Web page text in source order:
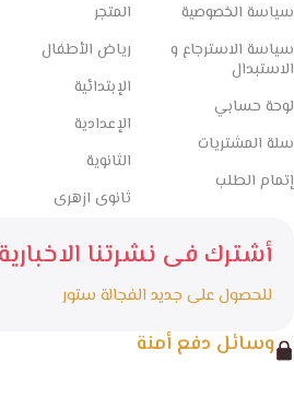
سياسة الخصوصية
سياسة الاسترجاع و
الاستبدال
لوحة حسابي
سلة المشتريات
إتمام الطلب
المتجر
رياض الأطفال
الإبتدائية
الإعدادية
الثانوية
ثانوى ازهرى
أشترك فى نشرتنا الاخبارية
للحصول على جديد الفجالة ستور
وسائل دفع أمنة